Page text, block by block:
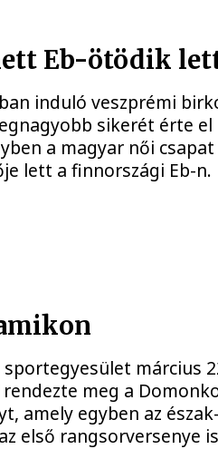
Eb-ötödik
induló veszprémi
sikerét érte el
a magyar női csapat
lett a finnországi Eb-n.
március
meg a
amely egyben az
első rangsorversenye